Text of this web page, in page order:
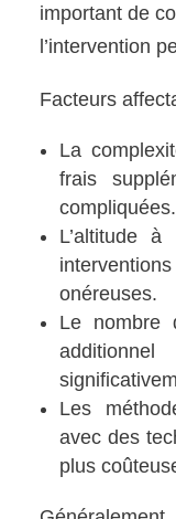
important de
l’intervention
Facteurs
La
frais
compliquées.
L’altitude
onéreuses.
Le nombre
Les
avec des
plus